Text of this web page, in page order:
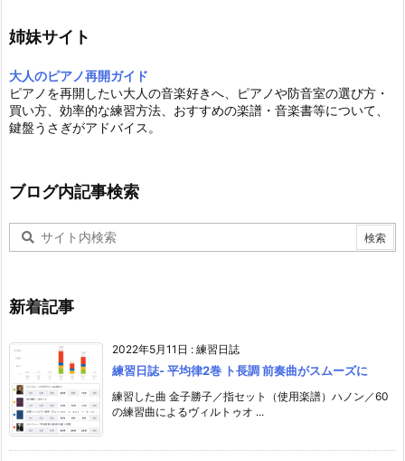
姉妹サイト
大人のピアノ再開ガイド
ピアノを再開したい大人の音楽好きへ、ピアノや防音室の選び方・
買い方、効率的な練習方法、おすすめの楽譜・音楽書等について、
鍵盤うさぎがアドバイス。
ブログ内記事検索
新着記事
2022年5月11日 : 練習日誌
練習日誌- 平均律2巻 ト長調 前奏曲がスムーズに
練習した曲 金子勝子／指セット（使用楽譜）ハノン／60
の練習曲によるヴィルトゥオ ...